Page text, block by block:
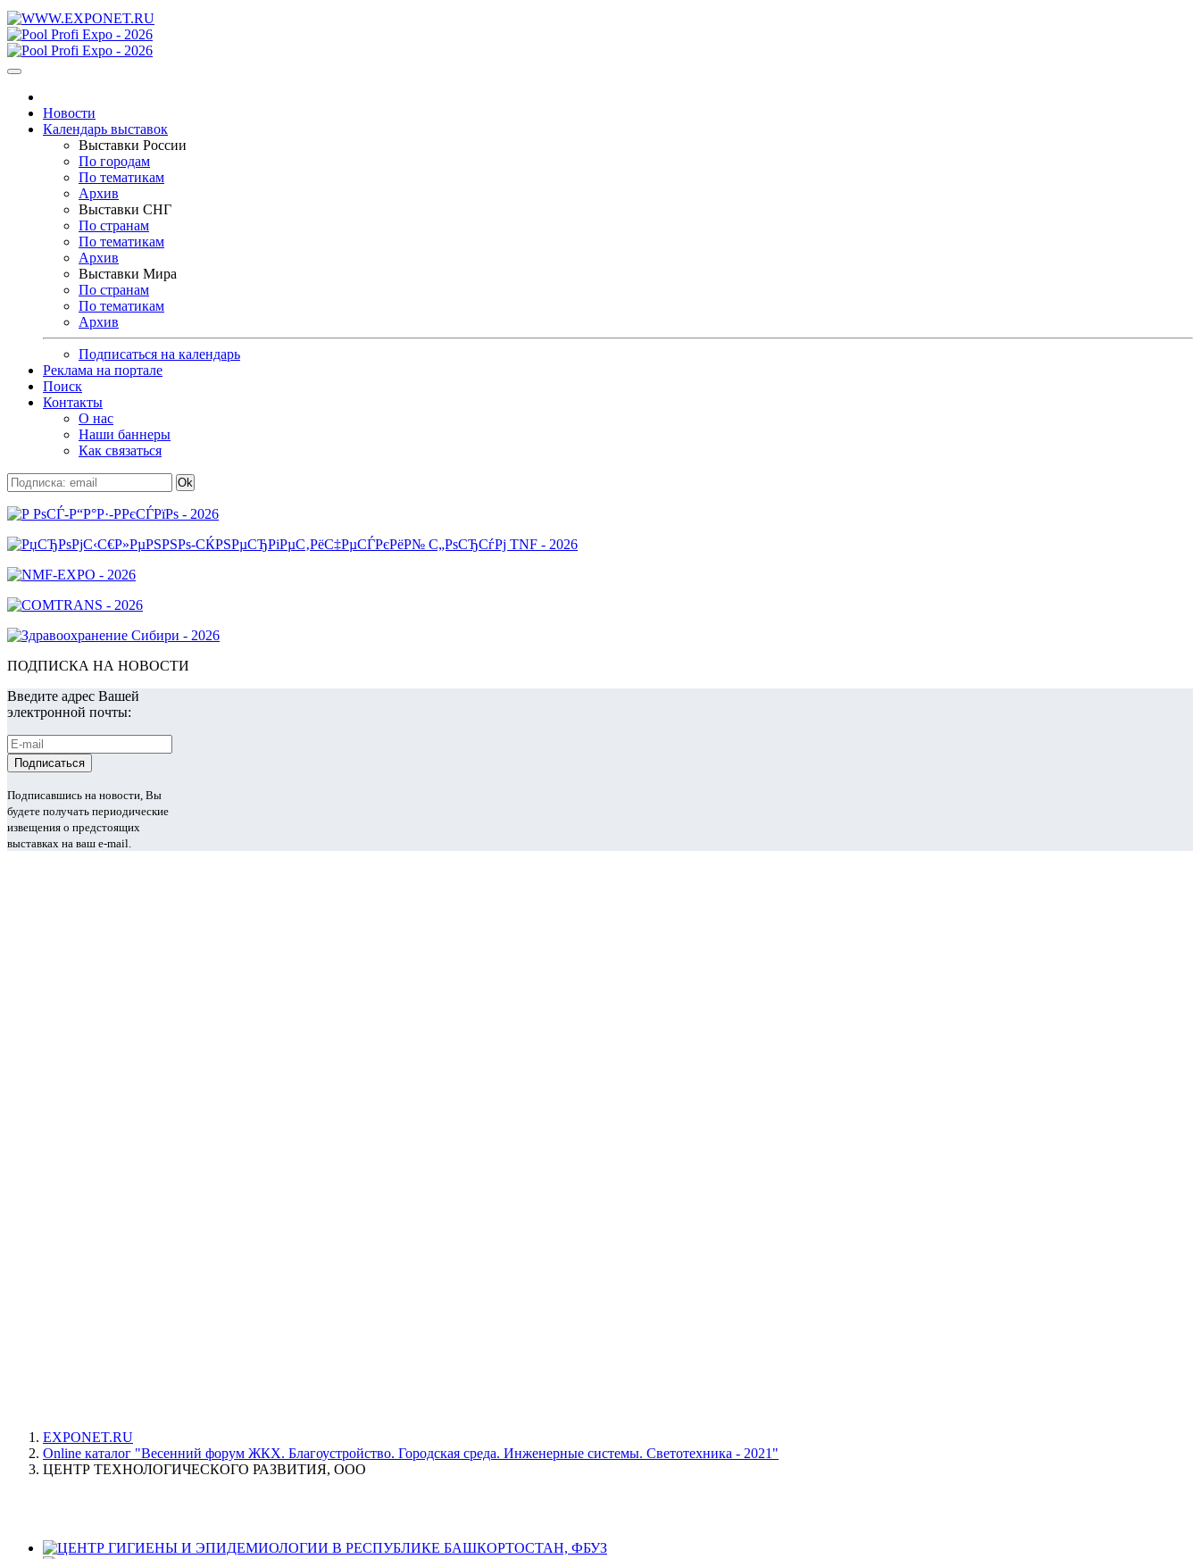
Новости
Календарь выставок
Выставки России
По городам
По тематикам
Архив
Выставки СНГ
По странам
По тематикам
Архив
Выставки Мира
По странам
По тематикам
Архив
Подписаться на календарь
Реклама на портале
Поиск
Контакты
О нас
Наши баннеры
Как связаться
ПОДПИСКА НА НОВОСТИ
Введите адрес Вашей
электронной почты:
Подписавшись на новости, Вы
будете получать периодические
извещения о предстоящих
выставках на ваш e-mail.
EXPONET.RU
Online каталог "Весенний форум ЖКХ. Благоустройство. Городская среда. Инженерные системы. Светотехника - 2021"
ЦЕНТР ТЕХНОЛОГИЧЕСКОГО РАЗВИТИЯ, ООО